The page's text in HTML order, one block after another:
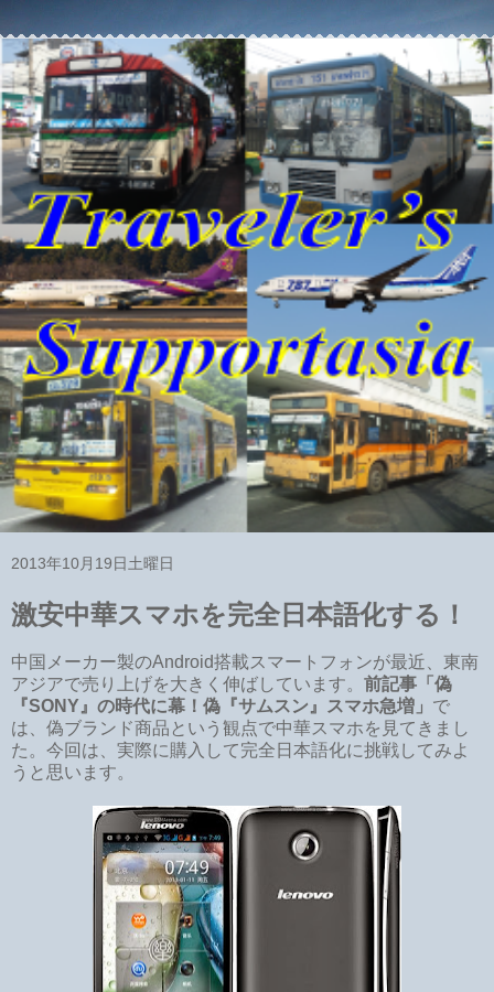
2013年10月19日土曜日
激安中華スマホを完全日本語化する！
中国メーカー製のAndroid搭載スマートフォンが最近、東南
アジアで売り上げを大きく伸ばしています。 前記事「偽
『SONY』の時代に幕！偽『サムスン』スマホ急増」 で
は、偽ブランド商品という観点で中華スマホを見てきまし
た。今回は、実際に購入して完全日本語化に挑戦してみよ
うと思います。